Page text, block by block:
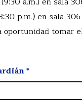
p.m.) en sala 306
oportunidad tomar
*